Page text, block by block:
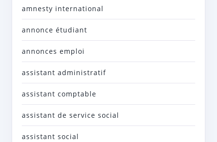
amnesty international
annonce étudiant
annonces emploi
assistant administratif
assistant comptable
assistant de service social
assistant social